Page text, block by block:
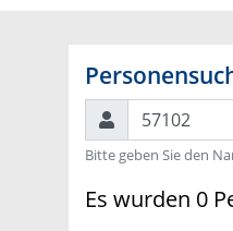
Suchen
Bitte geben Sie den
Es wurden 0